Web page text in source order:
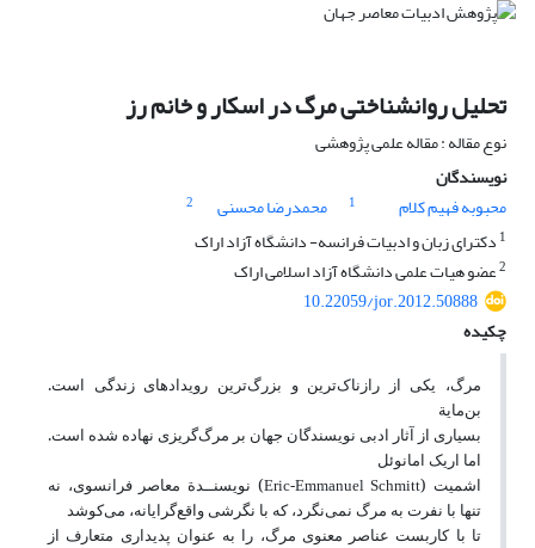
تحلیل روانشناختی مرگ در اسکار و خانم رز
نوع مقاله : مقاله علمی پژوهشی
نویسندگان
محبوبه فهیم کلام
1 محمدرضا محسنی
2
1 دکترای زبان و ادبیات فرانسه- دانشگاه آزاد اراک
2عضو هیات علمی دانشگاه آزاد اسلامی اراک
10.22059/jor.2012.50888
چکیده
مرگ، یکی از رازناکترین و بزرگ‌ترین رویدادهای زندگی است.
بن‌مایة
بسیاری از آثار ادبی نویسندگان جهان بر مرگ‌گریزی نهاده شده است.
اما اریک امانوئل
اشمیت (Eric-Emmanuel Schmitt
) نویسنــدة معاصر فرانسوی، نه
تنها با نفرت به مرگ نمینگرد، که با نگرشی واقع‌گرایانه، می‌کوشد
تا با کاربست عناصر معنوی مرگ، را به عنوان پدیداری متعارف از